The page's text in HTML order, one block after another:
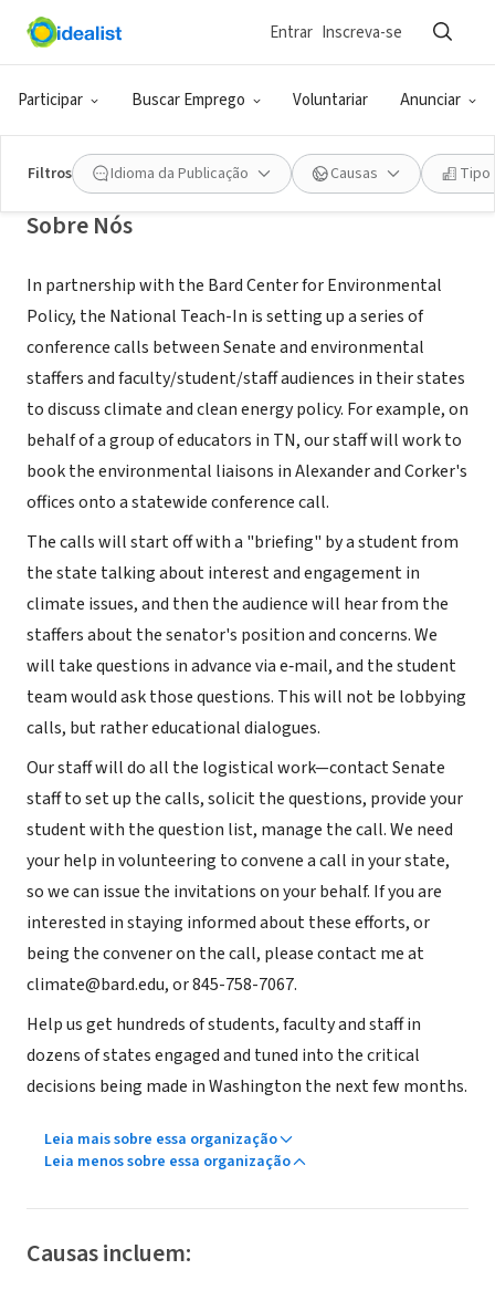
Participar Buscar Emprego Voluntariar Anunciar
Entrar Inscreva-se
Filtros Idioma da Publicação Causas Tipo
ONG (SETOR SOCIAL)
Campus2Congress
Sobre Nós
In partnership with the Bard Center for Environmental
Policy, the National Teach-In is setting up a series of
conference calls between Senate and environmental
staffers and faculty/student/staff audiences in their states
to discuss climate and clean energy policy. For example, on
behalf of a group of educators in TN, our staff will work to
book the environmental liaisons in Alexander and Corker's
offices onto a statewide conference call.
The calls will start off with a "briefing" by a student from
the state talking about interest and engagement in
climate issues, and then the audience will hear from the
staffers about the senator's position and concerns. We
will take questions in advance via e‐mail, and the student
team would ask those questions. This will not be lobbying
calls, but rather educational dialogues.
Our staff will do all the logistical work—contact Senate
staff to set up the calls, solicit the questions, provide your
student with the question list, manage the call. We need
your help in volunteering to convene a call in your state,
so we can issue the invitations on your behalf. If you are
interested in staying informed about these efforts, or
being the convener on the call, please contact me at
climate@bard.edu, or 845-758-7067.
Help us get hundreds of students, faculty and staff in
dozens of states engaged and tuned into the critical
decisions being made in Washington the next few months.
Leia mais sobre essa organização
Leia menos sobre essa organização
Causas incluem: